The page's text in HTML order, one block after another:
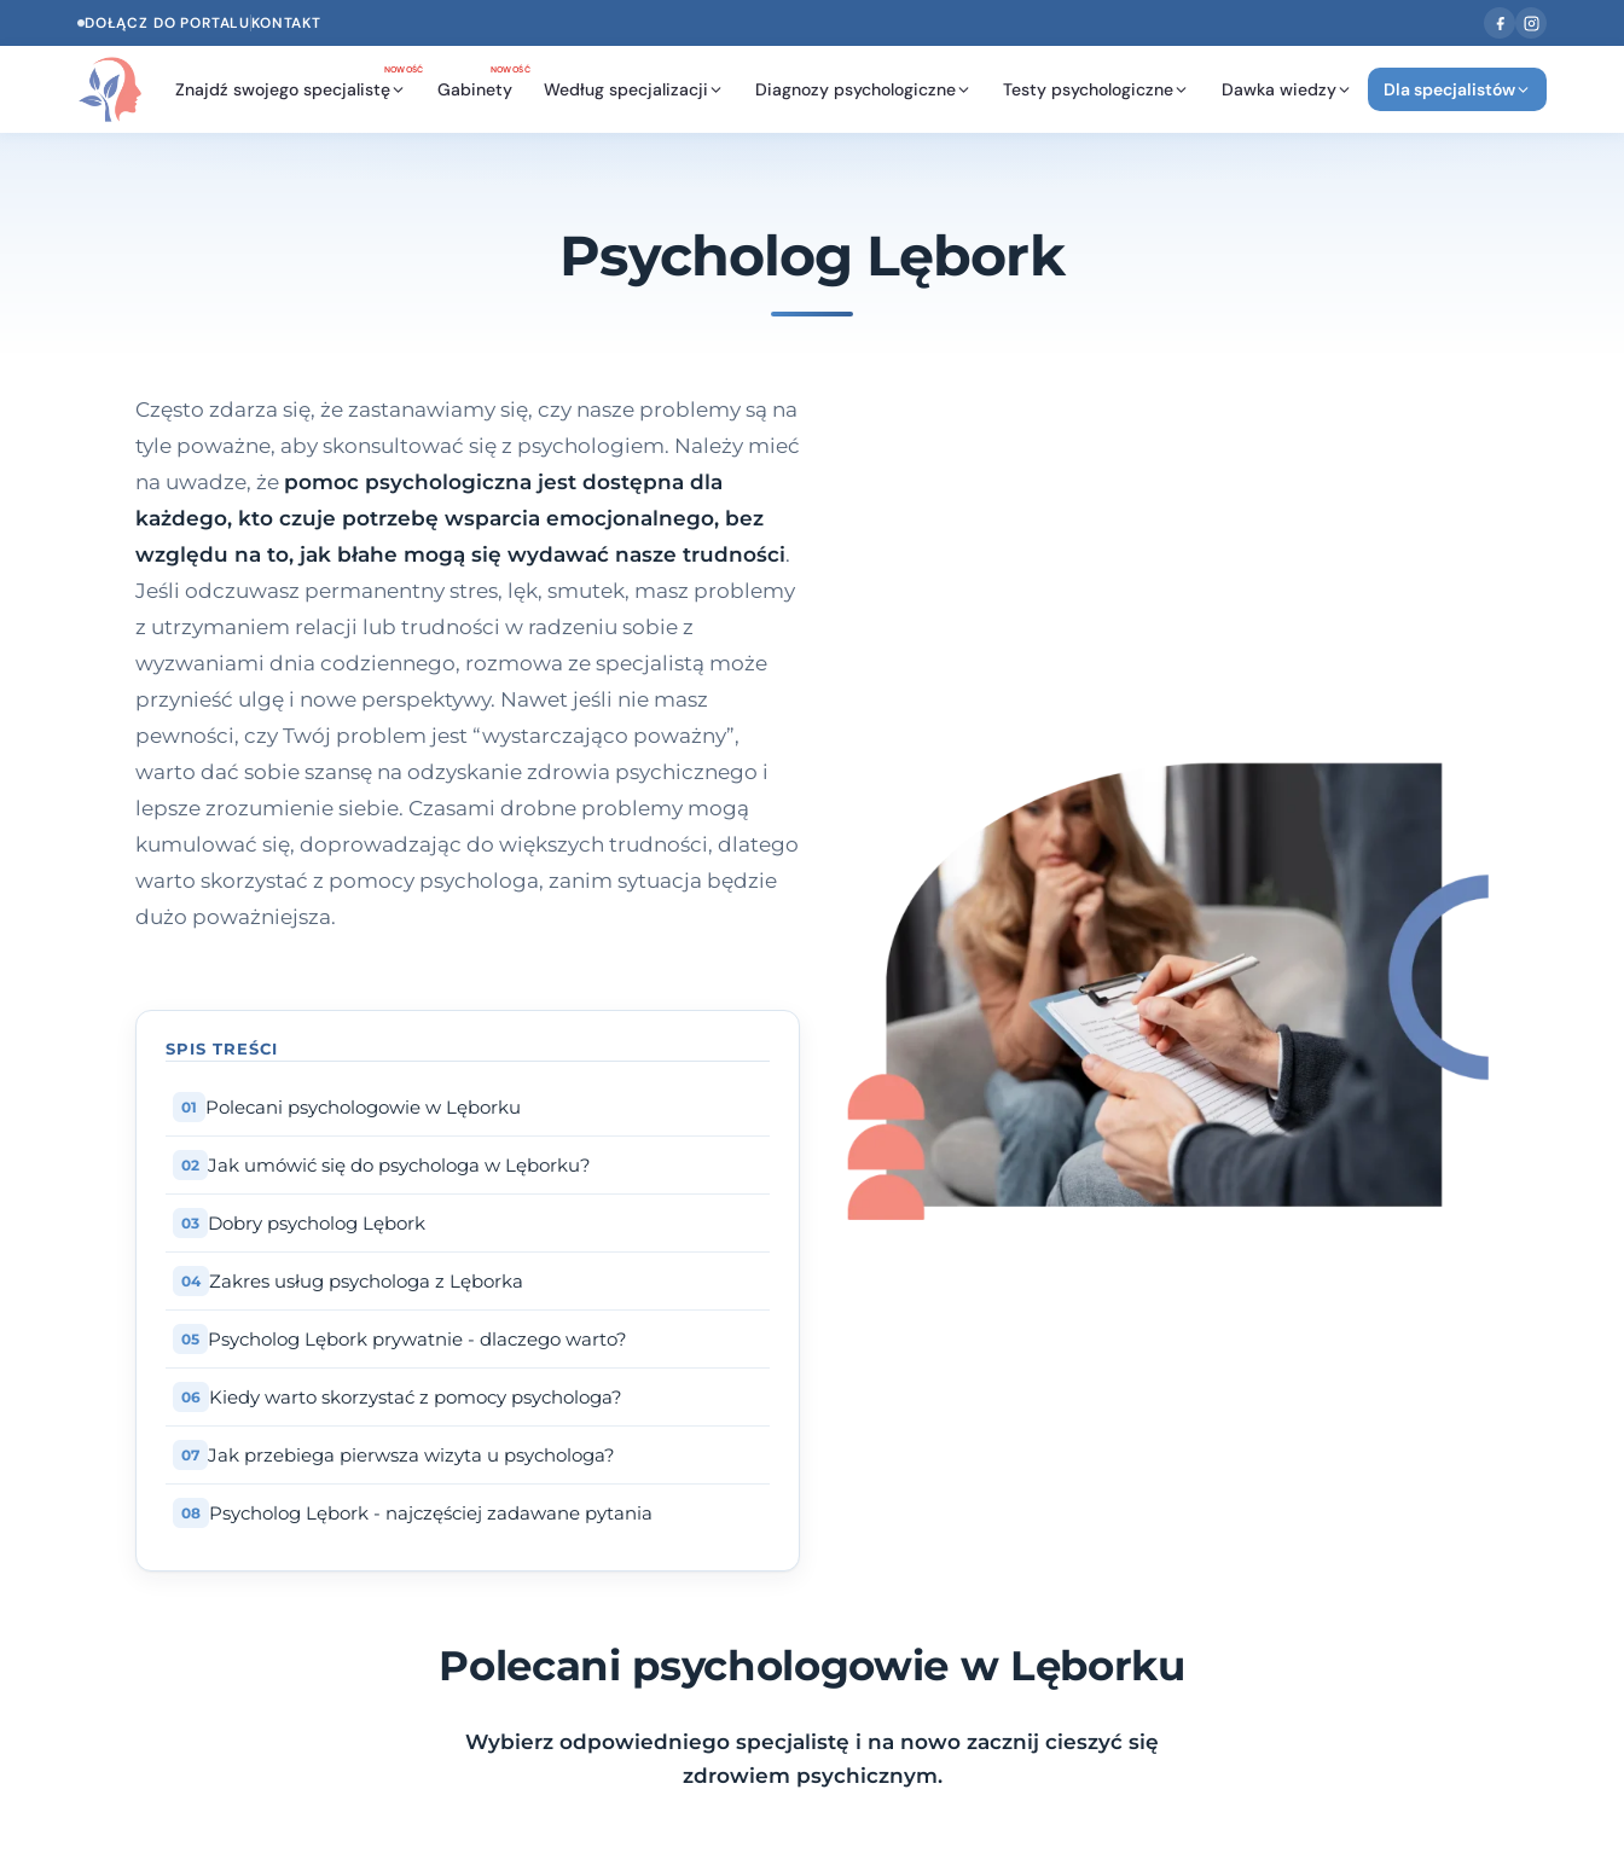
DOŁĄCZ DO PORTALUKONTAKT
Znajdź swojego specjalistę
NOWOŚĆ
Gabinety
NOWOŚĆ
Według specjalizacji Diagnozy psychologiczne Testy psychologiczne Dawka wiedzy Dla specjalistów
Psycholog Lębork
Często zdarza się, że zastanawiamy się, czy nasze problemy są na
tyle poważne, aby skonsultować się z psychologiem. Należy mieć
na uwadze, że pomoc psychologiczna jest dostępna dla
każdego, kto czuje potrzebę wsparcia emocjonalnego, bez
względu na to, jak błahe mogą się wydawać nasze trudności.
Jeśli odczuwasz permanentny stres, lęk, smutek, masz problemy
z utrzymaniem relacji lub trudności w radzeniu sobie z
wyzwaniami dnia codziennego, rozmowa ze specjalistą może
przynieść ulgę i nowe perspektywy. Nawet jeśli nie masz
pewności, czy Twój problem jest “wystarczająco poważny”,
warto dać sobie szansę na odzyskanie zdrowia psychicznego i
lepsze zrozumienie siebie. Czasami drobne problemy mogą
kumulować się, doprowadzając do większych trudności, dlatego
warto skorzystać z pomocy psychologa, zanim sytuacja będzie
dużo poważniejsza.
SPIS TREŚCI
Polecani psychologowie w Lęborku
Jak umówić się do psychologa w Lęborku?
Dobry psycholog Lębork
Zakres usług psychologa z Lęborka
Psycholog Lębork prywatnie - dlaczego warto?
Kiedy warto skorzystać z pomocy psychologa?
Jak przebiega pierwsza wizyta u psychologa?
Psycholog Lębork - najczęściej zadawane pytania
Polecani psychologowie w Lęborku
Wybierz odpowiedniego specjalistę i na nowo zacznij cieszyć się
zdrowiem psychicznym.